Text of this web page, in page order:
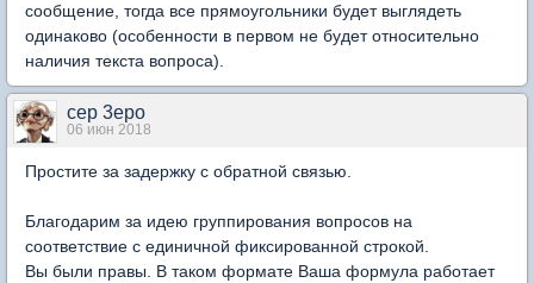
сообщение, тогда все прямоугольники будет выглядеть
одинаково (особенности в первом не будет относительно
наличия текста вопроса).
cep 3epo
06 июн 2018
Простите за задержку с обратной связью.
Благодарим за идею группирования вопросов на
соответствие с единичной фиксированной строкой.
Вы были правы. В таком формате Ваша формула работает